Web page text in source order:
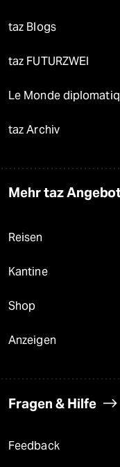
taz Blogs
taz FUTURZWEI
Le Monde
taz Archiv
Mehr taz
Reisen
Kantine
Shop
Anzeigen
Fragen & Hilfe
Feedback